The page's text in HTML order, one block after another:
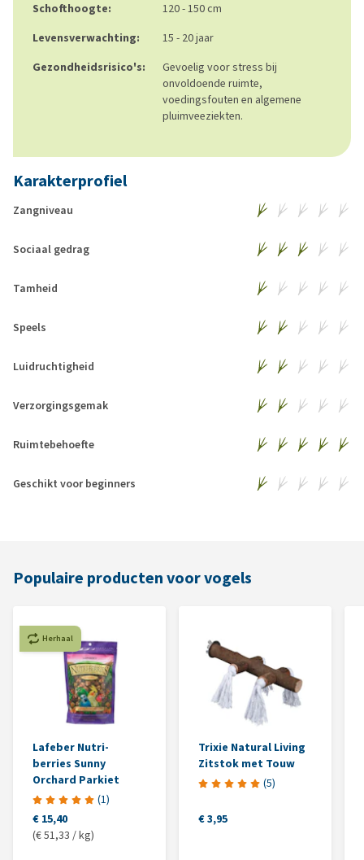
Schofthoogte:
120 - 150 cm
Levensverwachting:
15 - 20 jaar
Gezondheidsrisico's:
Gevoelig voor stress bij
onvoldoende ruimte,
voedingsfouten en algemene
pluimveeziekten.
Karakterprofiel
Zangniveau
Sociaal gedrag
Tamheid
Speels
Luidruchtigheid
Verzorgingsgemak
Ruimtebehoefte
Geschikt voor beginners
Populaire producten voor vogels
Herhaal
Lafeber Nutri-
berries Sunny
Orchard Parkiet
(1)
€ 15,40
(€ 51,33 / kg)
Trixie Natural Living
Zitstok met Touw
(5)
€ 3,95